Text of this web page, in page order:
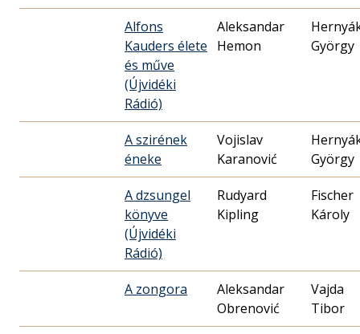
Alfons
Kauders élete
és műve
(Újvidéki
Rádió)
Aleksandar
Hemon
György
A szirének
éneke
Vojislav
Karanović
György
A dzsungel
könyve
(Újvidéki
Rádió)
Rudyard
Kipling
Fischer
Károly
A zongora
Aleksandar
Obrenović
Vajda
Tibor